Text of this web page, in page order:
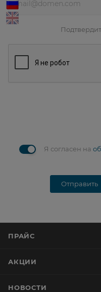
Я согласен на
Отправить
ПРАЙС
АКЦИИ
НОВОСТИ